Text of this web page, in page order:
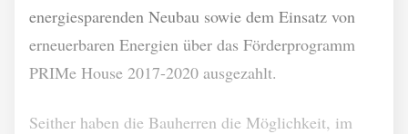
energiesparenden Neubau sowie dem Einsatz von
erneuerbaren Energien über das Förderprogramm
PRIMe House 2017-2020 ausgezahlt.
Seither haben die Bauherren die Möglichkeit, im